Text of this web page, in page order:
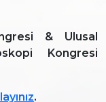
& Ulusal
Kongresi
.